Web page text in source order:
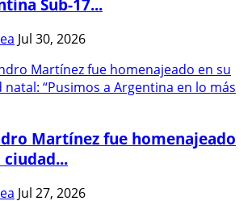
Sub-17...
Jul 30, 2026
Martínez fue homenajeado
ciudad...
Jul 27, 2026